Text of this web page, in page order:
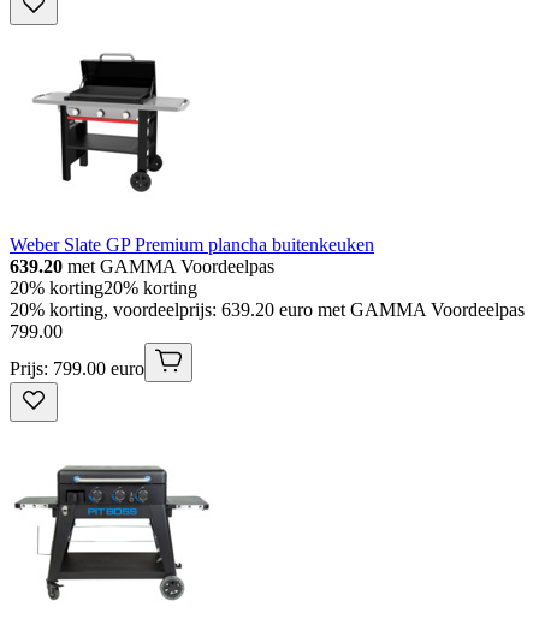
Weber Slate GP Premium plancha buitenkeuken
639.20 met GAMMA Voordeelpas
20% korting20% korting
20% korting, voordeelprijs: 639.20 euro met GAMMA Voordeelpas
799.00
Prijs: 799.00 euro